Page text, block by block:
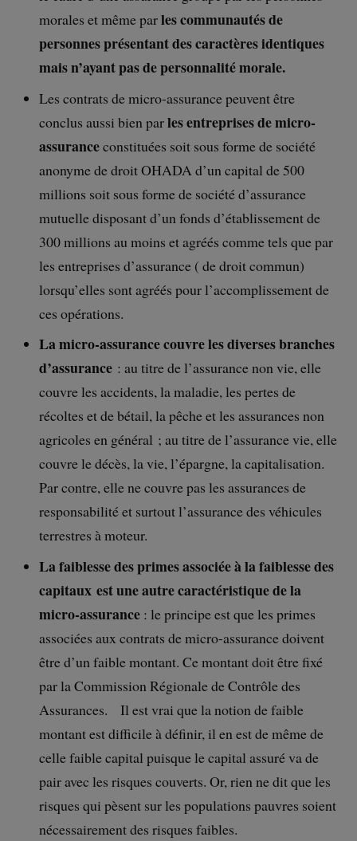
morales et même parles communautés de
personnes présentant des caractères identiques
mais n’ayant pas de personnalité morale.
Les contrats de micro-assurance peuvent être
conclus aussi bien parles entreprises de micro-
assuranceconstituées soit sous forme de société
anonyme de droit OHADA d’un capital de 500
millions soit sous forme de société d’assurance
mutuelle disposant d’un fonds d’établissement de
300 millions au moins et agréés comme tels que par
les entreprises d’assurance ( de droit commun)
lorsqu’elles sont agréés pour l’accomplissement de
ces opérations.
La micro-assurance couvre les diverses branches
d’assurance : au titre de l’assurance non vie, elle
couvre les accidents, la maladie, les pertes de
récoltes et de bétail, la pêche et les assurances non
agricoles en général ; au titre de l’assurance vie, elle
couvre le décès, la vie, l’épargne, la capitalisation.
Par contre, elle ne couvre pas les assurances de
responsabilité et surtout l’assurance des véhicules
terrestres à moteur.
La faiblesse des primes associée à la faiblesse des
capitaux est une autre caractéristique de la
micro-assurance : le principe est que les primes
associées aux contrats de micro-assurance doivent
être d’un faible montant. Ce montant doit être fixé
par la Commission Régionale de Contrôle des
Assurances. Il est vrai que la notion de faible
montant est difficile à définir, il en est de même de
celle faible capital puisque le capital assuré va de
pair avec les risques couverts. Or, rien ne dit que les
risques qui pèsent sur les populations pauvres soient
nécessairement des risques faibles.